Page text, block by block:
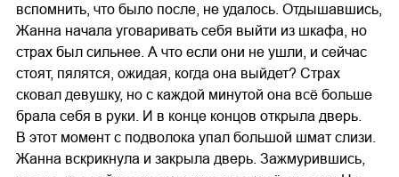
вспомнить, что было после, не удалось. Отдышавшись,
Жанна начала уговаривать себя выйти из шкафа, но
страх был сильнее. А что если они не ушли, и сейчас
стоят, пялятся, ожидая, когда она выйдет? Страх
сковал девушку, но с каждой минутой она всё больше
брала себя в руки. И в конце концов открыла дверь.
В этот момент с подволока упал большой шмат слизи.
Жанна вскрикнула и закрыла дверь. Зажмурившись,